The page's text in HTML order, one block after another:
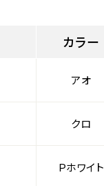
カラー
アオ
クロ
Ｐホワイト